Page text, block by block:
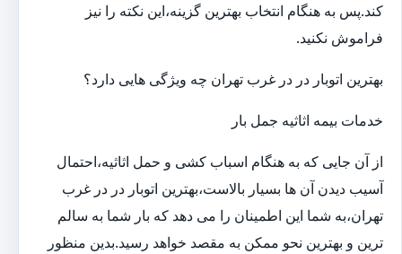
کند.پس به هنگام انتخاب بهترین گزینه،این نکته را نیز
فراموش نکنید.
بهترین اتوبار در در غرب تهران چه ویژگی هایی دارد؟
خدمات بیمه اثاثیه جمل بار
از آن جایی که به هنگام اسباب کشی و حمل اثاثیه،احتمال
آسیب دیدن آن ها بسیار بالاست،بهترین اتوبار در در غرب
تهران،به شما این اطمینان را می دهد که بار شما به سالم
ترین و بهترین نحو ممکن به مقصد خواهد رسید.بدین منظور